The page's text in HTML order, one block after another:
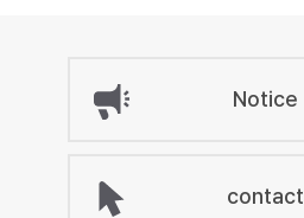
Notice
contact